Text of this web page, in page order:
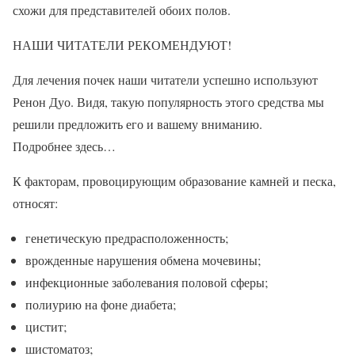
схожи для представителей обоих полов.
НАШИ ЧИТАТЕЛИ РЕКОМЕНДУЮТ!
Для лечения почек наши читатели успешно используют
Ренон Дуо. Видя, такую популярность этого средства мы
решили предложить его и вашему вниманию.
Подробнее здесь…
К факторам, провоцирующим образование камней и песка,
относят:
генетическую предрасположенность;
врожденные нарушения обмена мочевины;
инфекционные заболевания половой сферы;
полиурию на фоне диабета;
цистит;
шистоматоз;